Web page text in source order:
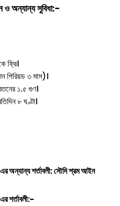
ও অন্যান্য সুবিধা:-
ফ্রি।
পিরিয়ড ৩ মাস)।
১.৫ গুণ।
৮ ঘণ্টা।
এর অন্যান্য শর্তাবলী: সৌদি শ্রম আইন
শর্তাবলী:-